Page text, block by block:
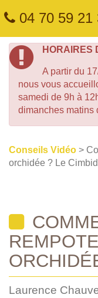
04 70 59 21
HORAIRES
A partir du
nous vous
samedi de 9h à
dimanches matins
Conseils Vidéo >
orchidée ? Le
Laurence